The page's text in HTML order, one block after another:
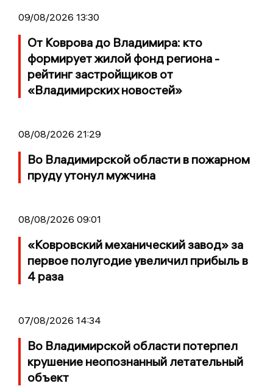
09/08/2026 13:30
От Коврова до Владимира: кто
формирует жилой фонд региона -
рейтинг застройщиков от
«Владимирских новостей»
08/08/2026 21:29
Во Владимирской области в пожарном
пруду утонул мужчина
08/08/2026 09:01
«Ковровский механический завод» за
первое полугодие увеличил прибыль в
4 раза
07/08/2026 14:34
Во Владимирской области потерпел
крушение неопознанный летательный
объект